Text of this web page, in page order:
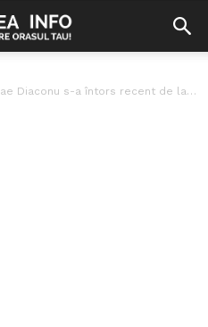
s-a întors recent de la Săptămâna Verde – Berlin